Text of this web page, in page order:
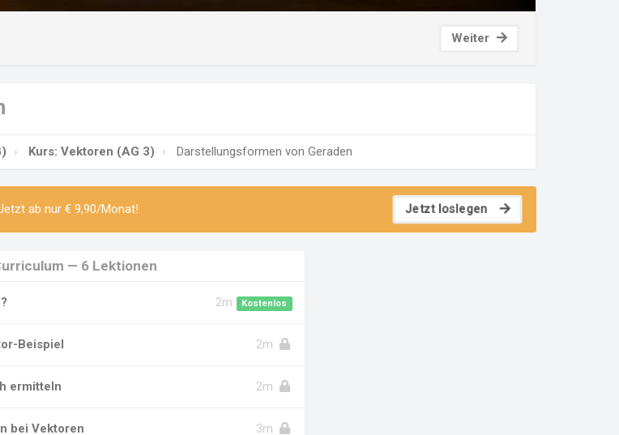
Weiter
Kurs: Vektoren (AG 3) Darstellungsformen von Geraden
Jetzt loslegen
ab nur € 9,90/Monat!
— 6 Lektionen
Kostenlos
2m
Beispiel 2m
ermitteln 2m
bei Vektoren 3m